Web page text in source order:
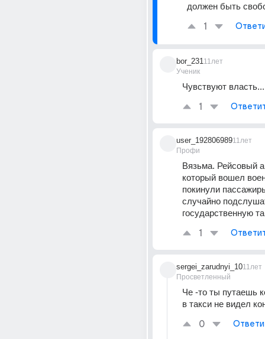
должен быть
1
bor_231
Ученик
11лет
Чувствуют власть...
1
user_192806989
Профи
11лет
Вязьма. Рейсовый
который вошел
покинули
случайно
государственную
1
sergei_zarudnyi_10
Просветленный
11лет
Че -то ты путаешь
в такси не видел
0